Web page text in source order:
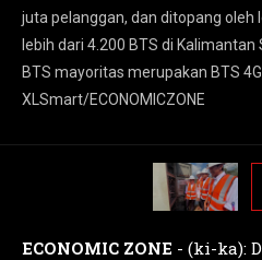
juta pelanggan, dan ditopang oleh
lebih dari 4.200 BTS di
BTS mayoritas merupakan BTS
XLSmart/ECONOMICZONE
ECONOMIC ZONE - (ki-ka):